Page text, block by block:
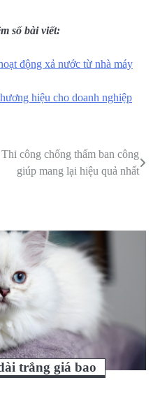
số bài viết:
động xả nước từ nhà máy
hiệu cho doanh nghiệp
Thi công chống thấm ban công
giúp mang lại hiệu quả nhất
trắng giá bao